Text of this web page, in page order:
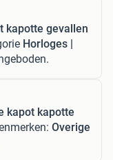
kapotte gevallen
Horloges |
kapot kapotte
Overige